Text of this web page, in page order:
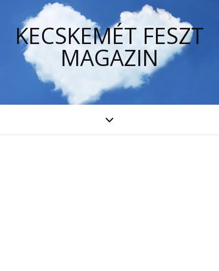
KECSKEMÉT FESZT
MAGAZIN